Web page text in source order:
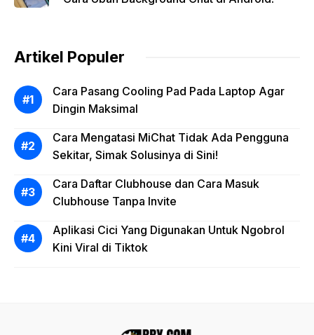
Artikel Populer
Cara Pasang Cooling Pad Pada Laptop Agar
Dingin Maksimal
Cara Mengatasi MiChat Tidak Ada Pengguna
Sekitar, Simak Solusinya di Sini!
Cara Daftar Clubhouse dan Cara Masuk
Clubhouse Tanpa Invite
Aplikasi Cici Yang Digunakan Untuk Ngobrol
Kini Viral di Tiktok